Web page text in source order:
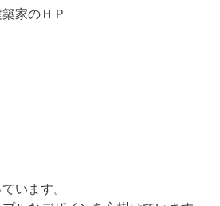
家のＨＰ
います。